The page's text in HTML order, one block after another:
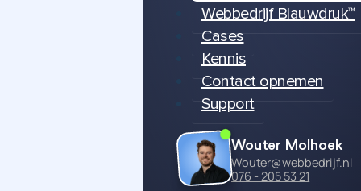
Webbedrijf Blauwdruk™
Cases
Kennis
Contact opnemen
Support
Wouter Molhoek
Wouter@webbedrijf.nl
076 - 205 53 21